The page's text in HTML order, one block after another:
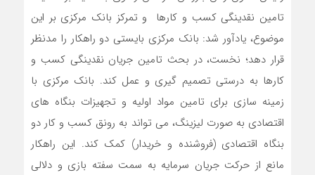
تامین نقدینگی کسب و کارها و تمرکز بانک مرکزی بر این
موضوع، یادآور شد: بانک مرکزی بایستی دو راهکار را مدنظر
قرار دهد؛ نخست، در بحث تامین جریان نقدینگی کسب و
کارها به درستی تصمیم گیری و عمل کند. بانک مرکزی با
زمینه سازی برای تامین مواد اولیه و تجهیزات بنگاه های
اقتصادی به صورت لیزینگ، می تواند به رونق کسب و کار دو
بنگاه اقتصادی (فروشنده و خریدار) کمک کند. این راهکار
مانع از حرکت جریان سرمایه به سمت سفته بازی و دلالی